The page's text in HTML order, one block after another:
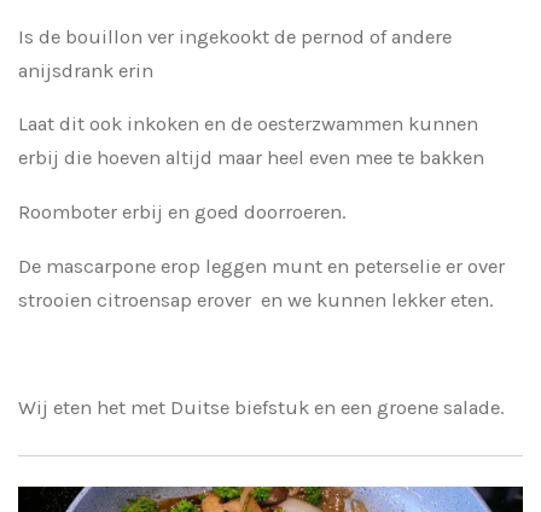
Is de bouillon ver ingekookt de pernod of andere
anijsdrank erin
Laat dit ook inkoken en de oesterzwammen kunnen
erbij die hoeven altijd maar heel even mee te bakken
Roomboter erbij en goed doorroeren.
De mascarpone erop leggen munt en peterselie er over
strooien citroensap erover en we kunnen lekker eten.
Wij eten het met Duitse biefstuk en een groene salade.